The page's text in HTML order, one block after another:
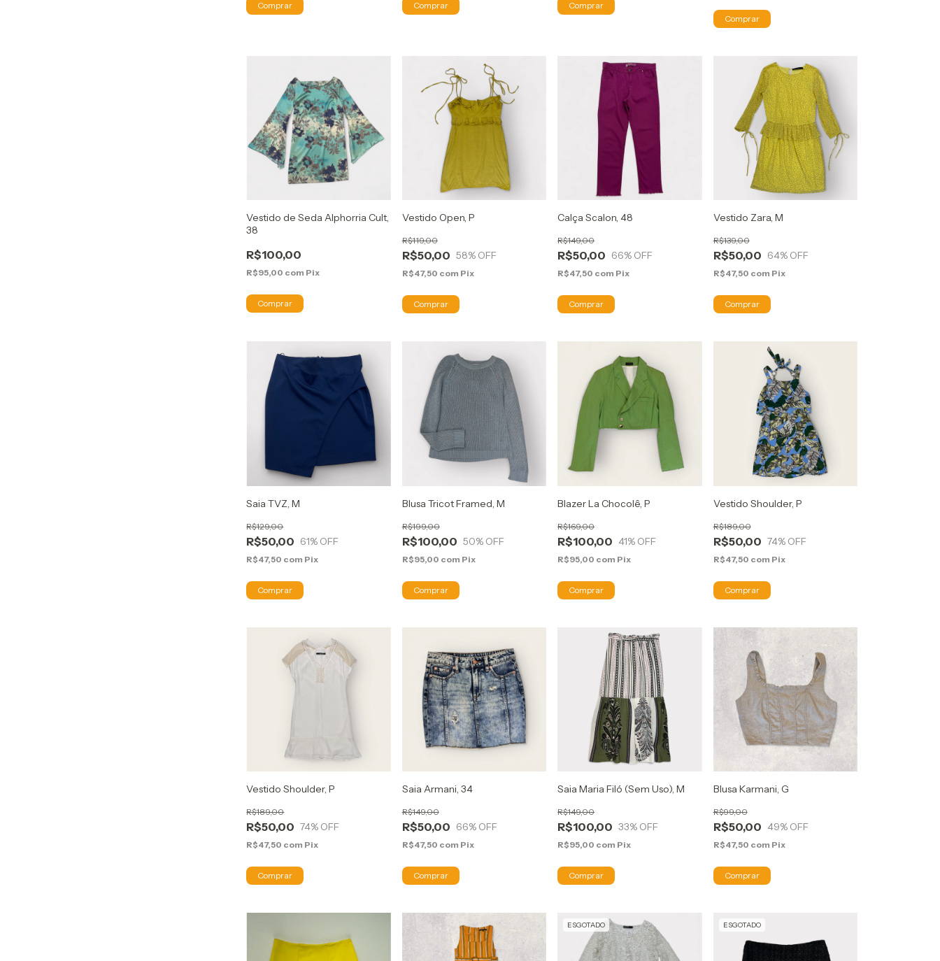
Vestido de Seda Alphorria Cult,
38
R$100,00
R$95,00 com Pix
Vestido Open, P
R$50,00
R$119,00
58% OFF
R$47,50 com Pix
Calça Scalon, 48
R$50,00
R$149,00
66% OFF
R$47,50 com Pix
Vestido Zara, M
R$50,00
R$139,00
64% OFF
R$47,50 com Pix
Saia TVZ, M
R$50,00
R$129,00
61% OFF
R$47,50 com Pix
Blusa Tricot Framed, M
R$100,00
R$199,00
50% OFF
R$95,00 com Pix
Blazer La Chocolê, P
R$100,00
R$169,00
41% OFF
R$95,00 com Pix
Vestido Shoulder, P
R$50,00
R$189,00
74% OFF
R$47,50 com Pix
Vestido Shoulder, P
R$50,00
R$189,00
74% OFF
R$47,50 com Pix
Saia Armani, 34
R$50,00
R$149,00
66% OFF
R$47,50 com Pix
Saia Maria Filó (Sem Uso), M
R$100,00
R$149,00
33% OFF
R$95,00 com Pix
Blusa Karmani, G
R$50,00
R$99,00
49% OFF
R$47,50 com Pix
ESGOTADO ESGOTADO